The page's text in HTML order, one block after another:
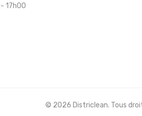
17h00
© 2026 Districlean. Tous